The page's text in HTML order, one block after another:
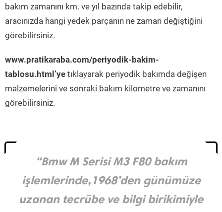
bakım zamanını km. ve yıl bazında takip edebilir,
aracınızda hangi yedek parçanın ne zaman değiştiğini
görebilirsiniz.
www.pratikaraba.com/periyodik-bakim-
tablosu.html’ye tıklayarak periyodik bakımda değişen
malzemelerini ve sonraki bakım kilometre ve zamanını
görebilirsiniz.
“Bmw M Serisi M3 F80 bakım
işlemlerinde,1968’den günümüze
uzanan tecrübe ve bilgi birikimiyle